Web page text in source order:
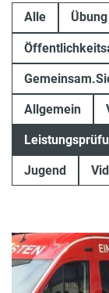
Alle
Allgemein
Jugend